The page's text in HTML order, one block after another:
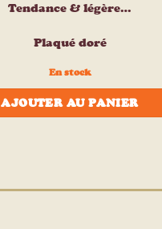
Tendance & légère…
Plaqué doré
En stock
AJOUTER AU PANIER